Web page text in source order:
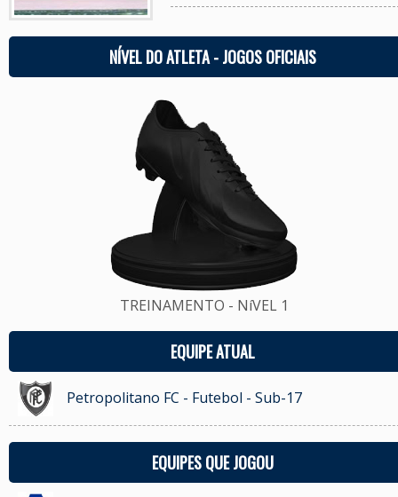
NÍVEL DO ATLETA - JOGOS OFICIAIS
TREINAMENTO - NíVEL 1
EQUIPE ATUAL
Petropolitano FC - Futebol - Sub-17
EQUIPES QUE JOGOU